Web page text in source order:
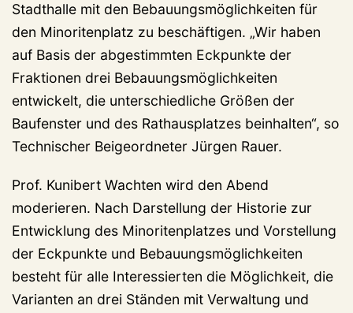
Stadthalle mit den Bebauungsmöglichkeiten für
den Minoritenplatz zu beschäftigen. „Wir haben
auf Basis der abgestimmten Eckpunkte der
Fraktionen drei Bebauungsmöglichkeiten
entwickelt, die unterschiedliche Größen der
Baufenster und des Rathausplatzes beinhalten“, so
Technischer Beigeordneter Jürgen Rauer.
Prof. Kunibert Wachten wird den Abend
moderieren. Nach Darstellung der Historie zur
Entwicklung des Minoritenplatzes und Vorstellung
der Eckpunkte und Bebauungsmöglichkeiten
besteht für alle Interessierten die Möglichkeit, die
Varianten an drei Ständen mit Verwaltung und